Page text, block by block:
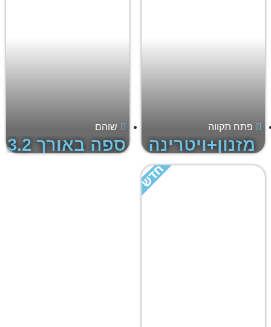
פתח תקווה
מזנון+ויטרינה
שוהם
ספה באורך 3.2